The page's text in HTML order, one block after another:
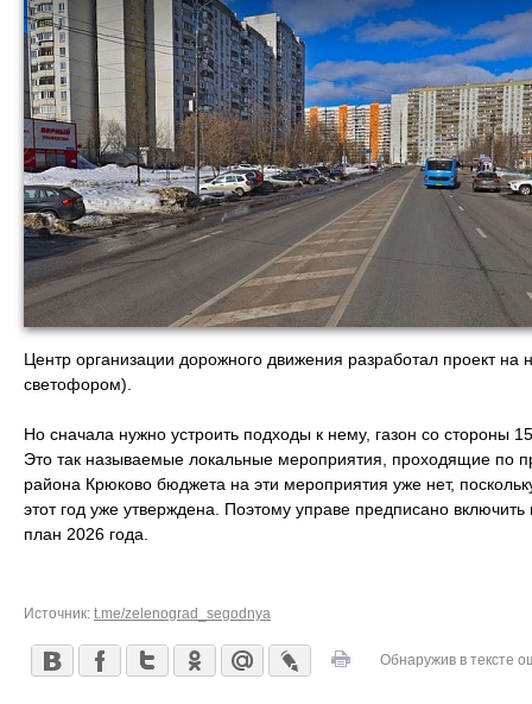
Центр организации дорожного движения разработал проект
светофором).
Но сначала нужно устроить подходы к нему, газон со стороны
Это так называемые локальные мероприятия, проходящие по
района Крюково бюджета на эти мероприятия уже нет,
этот год уже утверждена. Поэтому управе предписано включить
план 2026 года.
Источник: t.me/zelenograd_segodnya
Обнаружив в тексте